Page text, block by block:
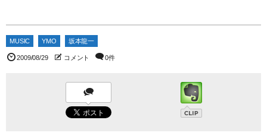
MUSIC YMO 坂本龍一
2009/08/29 コメント 0件